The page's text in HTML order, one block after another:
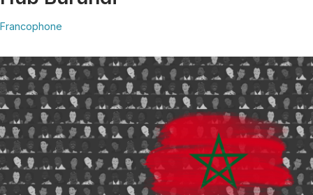
Francophone